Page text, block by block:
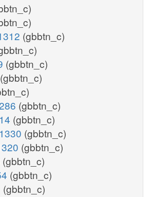
(gbbtn_c)
(gbbtn_c)
(gbbtn_c)
(gbbtn_c)
(gbbtn_c)
(gbbtn_c)
(gbbtn_c)
(gbbtn_c)
(gbbtn_c)
(gbbtn_c)